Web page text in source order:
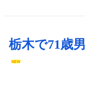
栃木で71歳